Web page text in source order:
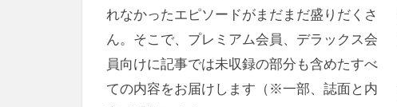
れなかったエピソードがまだまだ盛りだくさ
ん。そこで、プレミアム会員、デラックス会
員向けに記事では未収録の部分も含めたすべ
ての内容をお届けします（※一部、誌面と内